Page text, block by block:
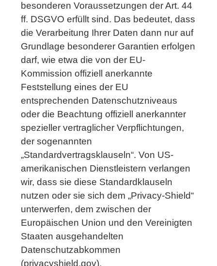
besonderen Voraussetzungen der Art. 44
ff. DSGVO erfüllt sind. Das bedeutet, dass
die Verarbeitung Ihrer Daten dann nur auf
Grundlage besonderer Garantien erfolgen
darf, wie etwa die von der EU-
Kommission offiziell anerkannte
Feststellung eines der EU
entsprechenden Datenschutzniveaus
oder die Beachtung offiziell anerkannter
spezieller vertraglicher Verpflichtungen,
der sogenannten
„Standardvertragsklauseln“. Von US-
amerikanischen Dienstleistern verlangen
wir, dass sie diese Standardklauseln
nutzen oder sie sich dem „Privacy-Shield“
unterwerfen, dem zwischen der
Europäischen Union und den Vereinigten
Staaten ausgehandelten
Datenschutzabkommen
(privacyshield.gov).